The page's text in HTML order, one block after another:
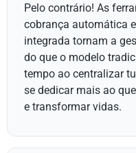
Pelo contrário! As
cobrança automática
integrada tornam a
do que o modelo
tempo ao centralizar
se dedicar mais ao
e transformar vidas.